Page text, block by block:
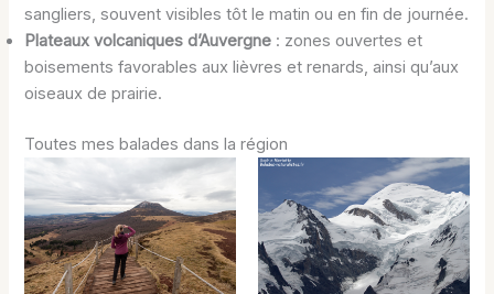
sangliers, souvent visibles tôt le matin ou en fin de journée.
Plateaux volcaniques d’Auvergne : zones ouvertes et
boisements favorables aux lièvres et renards, ainsi qu’aux
oiseaux de prairie.
Toutes mes balades dans la région